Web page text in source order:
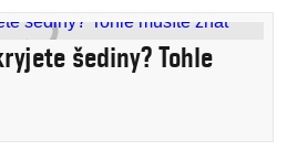
šediny? Tohle